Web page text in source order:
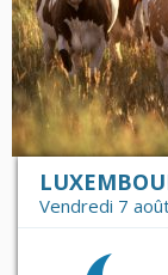
Vendredi 7